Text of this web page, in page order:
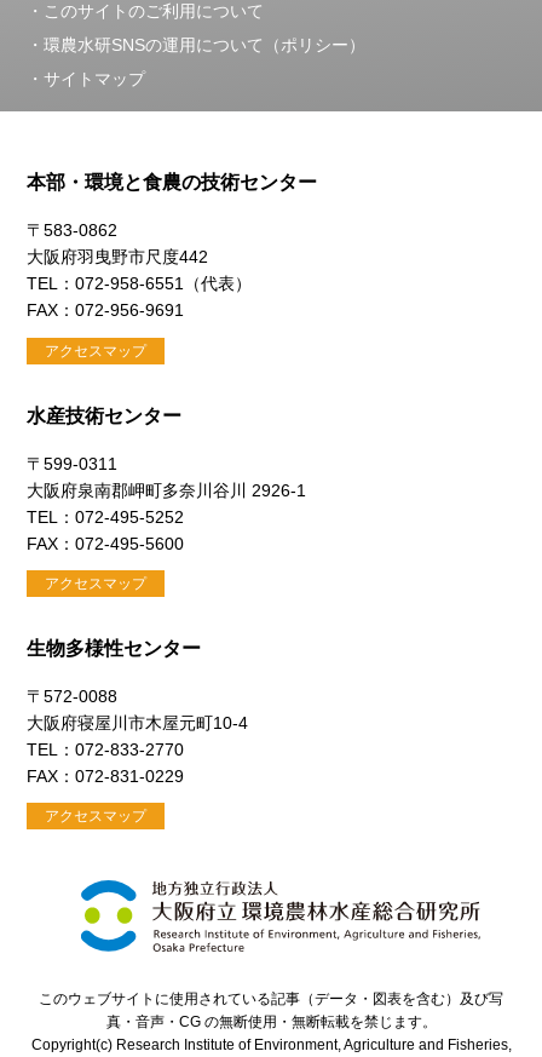
このサイトのご利用について
環農水研SNSの運用について（ポリシー）
サイトマップ
本部・環境と食農の技術センター
〒583-0862
大阪府羽曳野市尺度442
TEL：072-958-6551（代表）
FAX：072-956-9691
アクセスマップ
水産技術センター
〒599-0311
大阪府泉南郡岬町多奈川谷川 2926-1
TEL：072-495-5252
FAX：072-495-5600
アクセスマップ
生物多様性センター
〒572-0088
大阪府寝屋川市木屋元町10-4
TEL：072-833-2770
FAX：072-831-0229
アクセスマップ
このウェブサイトに使用されている記事（データ・図表を含む）及び写
真・音声・CG の無断使用・無断転載を禁じます。
Copyright(c) Research Institute of Environment, Agriculture and Fisheries,